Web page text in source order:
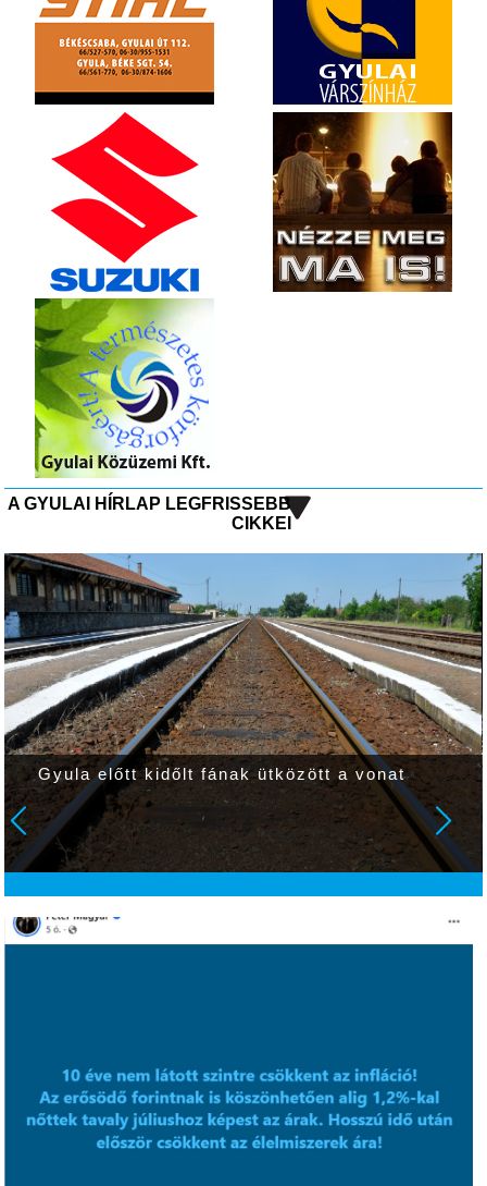
A GYULAI HÍRLAP LEGFRISSEBB
CIKKEI
Gyula előtt kidőlt fának ütközött a vonat